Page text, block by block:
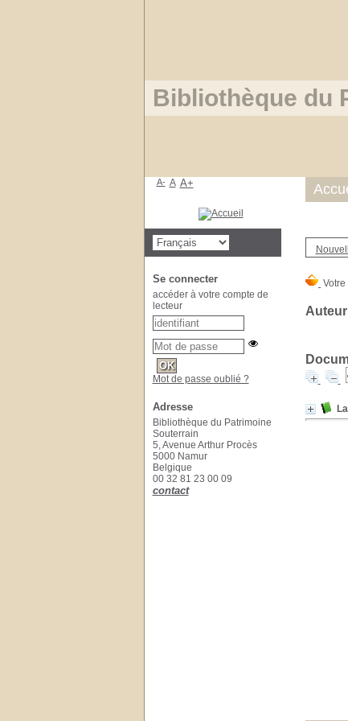
Bibliothèque du
A- A A+
Se connecter
accéder à votre compte de
lecteur
Mot de passe oublié ?
Adresse
Bibliothèque du Patrimoine
Souterrain
5, Avenue Arthur Procès
5000 Namur
Belgique
00 32 81 23 00 09
contact